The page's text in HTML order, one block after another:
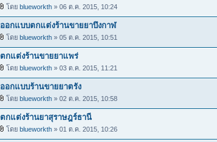
โดย blueworkth » 06 ต.ค. 2015, 10:24
ออกแบบตกแต่งร้านขายยาบึงกาฬ
โดย blueworkth » 05 ต.ค. 2015, 10:51
ตกแต่งร้านขายยาแพร่
โดย blueworkth » 03 ต.ค. 2015, 11:21
ออกแบบร้านขายยาตรัง
โดย blueworkth » 02 ต.ค. 2015, 10:58
ตกแต่งร้านยาสุราษฎร์ธานี
โดย blueworkth » 01 ต.ค. 2015, 10:26